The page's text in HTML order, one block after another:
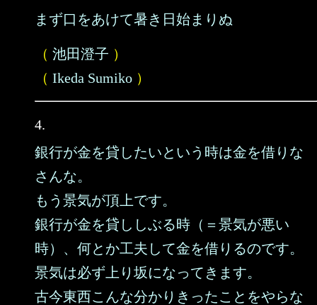
まず口をあけて暑き日始まりぬ
（ 池田澄子 ）
（ Ikeda Sumiko ）
4.
銀行が金を貸したいという時は金を借りな
さんな。
もう景気が頂上です。
銀行が金を貸ししぶる時（＝景気が悪い
時）、何とか工夫して金を借りるのです。
景気は必ず上り坂になってきます。
古今東西こんな分かりきったことをやらな